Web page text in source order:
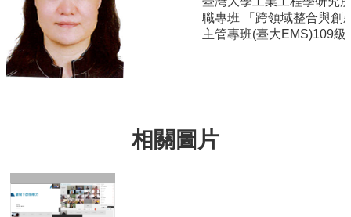
捐
款
專
區
職專班 「跨領域整合與創
主管專班(臺大EMS)109級
相關圖片